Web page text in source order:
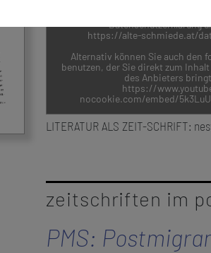
Datenschutzerklärung
https://alte-schmiede.at/
Alternativ können Sie auch den
benutzen, der Sie direkt zum
des Anbieters
https://
nocookie.com/embed/
LITERATUR ALS ZEIT-SCHRIFT:
zeitschriften im
PMS: